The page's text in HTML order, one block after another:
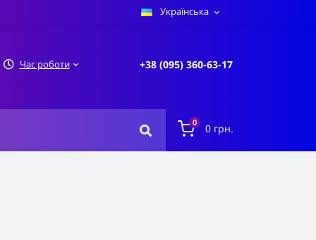
Українська
Час роботи +38 (095) 360-63-17
0 0 грн.